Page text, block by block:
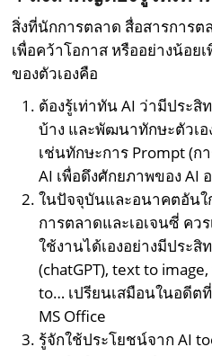
สิ่งที่นักการตลาด สื่อสารการต
เพื่อคว้าโอกาส หรืออย่างน้อย
ของตัวเองคือ
ต้องรู้เท่าทัน AI ว่ามีประ
บ้าง และพัฒนาทักษะตัวเอ
เช่นทักษะการ Prompt (ก
AI เพื่อดึงศักยภาพของ AI
ในปัจจุบันและอนาคตอันใ
การตลาดและเอเจนซี่ คว
ใช้งานได้เองอย่างมีประ
(chatGPT), text to
to… เปรียนเสมือนในอดีต
MS Office
รู้จักใช้ประโยชน์จาก AI